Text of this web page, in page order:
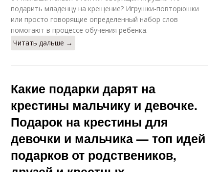
подарить младенцу на крещение? Игрушки-повторюшки
или просто говорящие определенный набор слов
помогают в процессе обучения ребенка.
Читать дальше →
Какие подарки дарят на
крестины мальчику и девочке.
Подарок на крестины для
девочки и мальчика — топ идей
подарков от родствеников,